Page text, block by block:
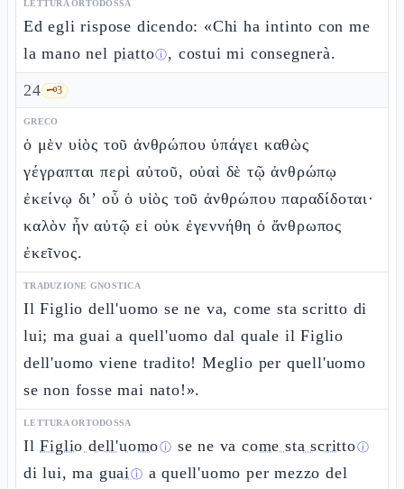
LETTURA ORTODOSSA
Ed egli rispose dicendo: «Chi ha intinto con me
la mano nel piattoⓘ, costui mi consegnerà.
24 🗝️3
GRECO
ὁ μὲν υἱὸς τοῦ ἀνθρώπου ὑπάγει καθὼς
γέγραπται περὶ αὐτοῦ, οὐαὶ δὲ τῷ ἀνθρώπῳ
ἐκείνῳ δι’ οὗ ὁ υἱὸς τοῦ ἀνθρώπου παραδίδοται·
καλὸν ἦν αὐτῷ εἰ οὐκ ἐγεννήθη ὁ ἄνθρωπος
ἐκεῖνος.
TRADUZIONE GNOSTICA
Il Figlio dell'uomo se ne va, come sta scritto di
lui; ma guai a quell'uomo dal quale il Figlio
dell'uomo viene tradito! Meglio per quell'uomo
se non fosse mai nato!».
LETTURA ORTODOSSA
IlFiglio dell'uomoⓘ se ne vacome sta scrittoⓘ
di lui, ma guaiⓘ a quell'uomo per mezzo del